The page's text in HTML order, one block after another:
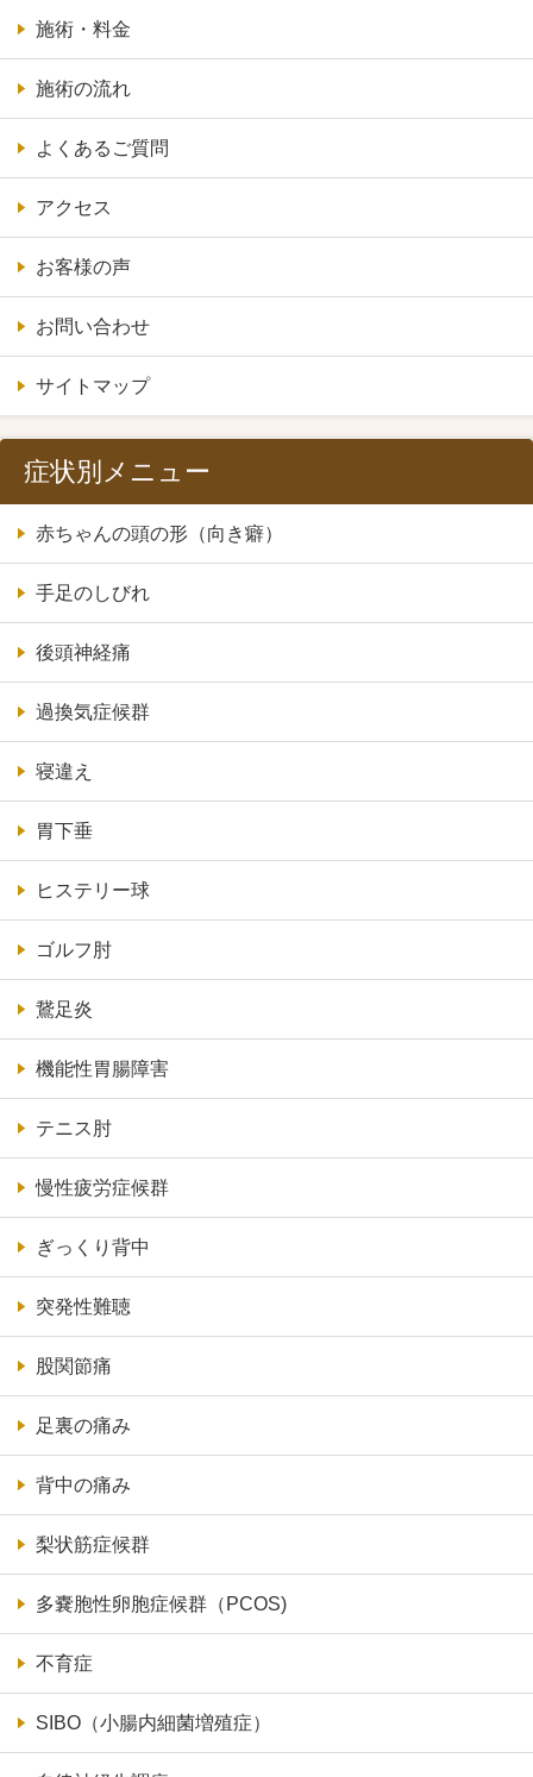
施術・料金
施術の流れ
よくあるご質問
アクセス
お客様の声
お問い合わせ
サイトマップ
症状別メニュー
赤ちゃんの頭の形（向き癖）
手足のしびれ
後頭神経痛
過換気症候群
寝違え
胃下垂
ヒステリー球
ゴルフ肘
鵞足炎
機能性胃腸障害
テニス肘
慢性疲労症候群
ぎっくり背中
突発性難聴
股関節痛
足裏の痛み
背中の痛み
梨状筋症候群
多嚢胞性卵胞症候群（PCOS)
不育症
SIBO（小腸内細菌増殖症）